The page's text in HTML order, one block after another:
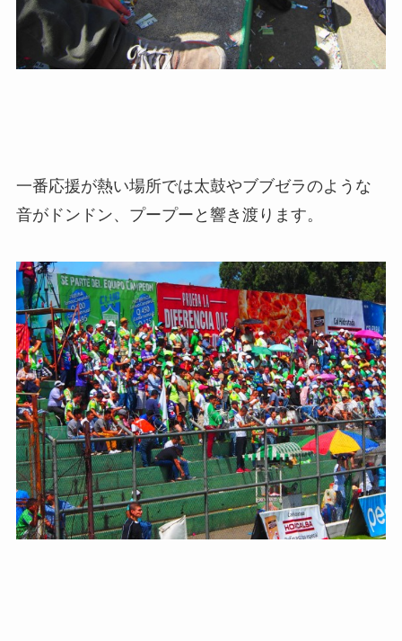
一番応援が熱い場所では太鼓やブブゼラのような
音がドンドン、プープーと響き渡ります。